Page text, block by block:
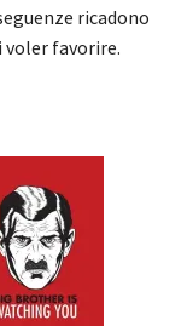
ricadono
voler favorire.